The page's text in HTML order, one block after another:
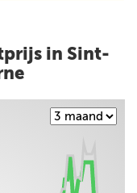
in Sint-